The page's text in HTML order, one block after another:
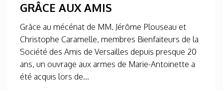
GRÂCE AUX AMIS
Grâce au mécénat de MM. Jérôme Plouseau et
Christophe Caramelle, membres Bienfaiteurs de la
Société des Amis de Versailles depuis presque 20
ans, un ouvrage aux armes de Marie-Antoinette a
été acquis lors de...